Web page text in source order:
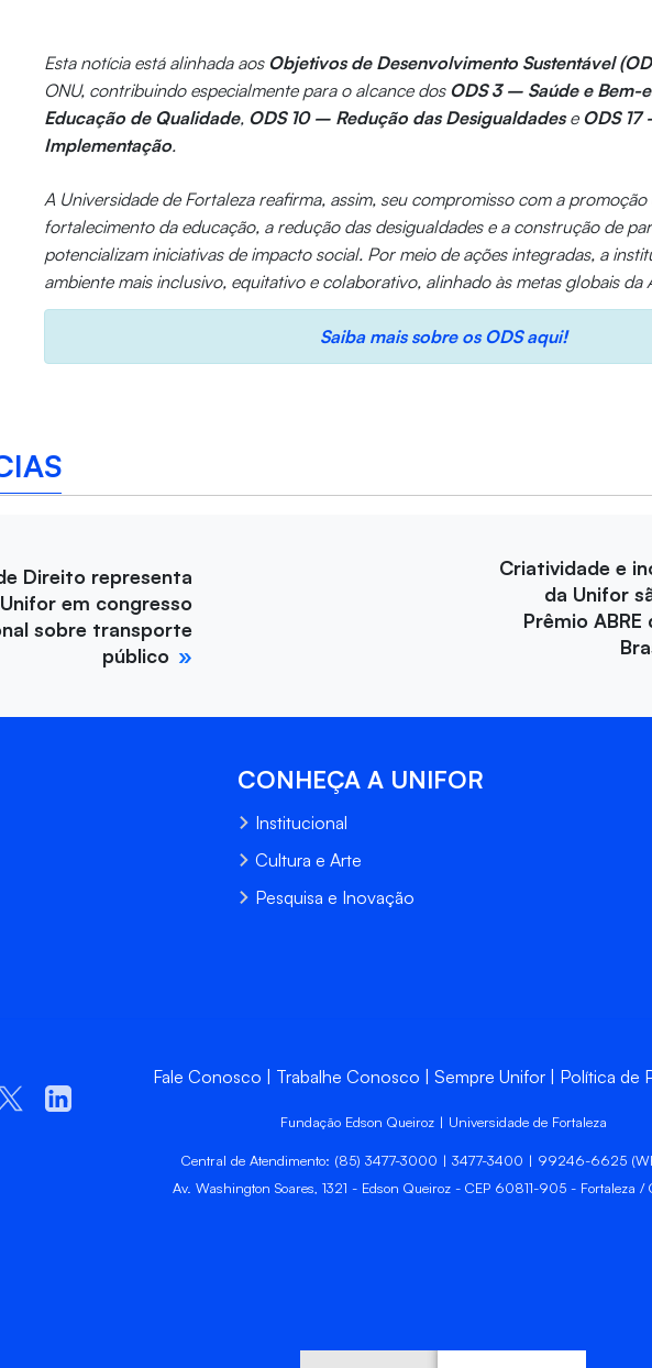
Esta notícia está alinhada aos Objetivos de Desenvolvimento Sustentável
ONU, contribuindo especialmente para o alcance dos ODS 3 – Saúde e Bem-
Educação de Qualidade, ODS 10 – Redução das DesigualdadeseODS 17
Implementação.
A Universidade de Fortaleza reafirma, assim, seu compromisso com a promoção
fortalecimento da educação, a redução das desigualdades e a construção de
potencializam iniciativas de impacto social. Por meio de ações integradas, a
ambiente mais inclusivo, equitativo e colaborativo, alinhado às metas globais
Saiba mais sobre os ODS aqui!
Direito representa
Unifor em congresso
sobre transporte
público
Criatividade e
da Unifor
Prêmio
CONHEÇA A UNIFOR
Institucional
Cultura e Arte
Pesquisa e Inovação
Fale Conosco Trabalhe Conosco Sempre Unifor Política de
Fundação Edson Queiroz | Universidade de Fortaleza
Central de Atendimento: (85) 3477-3000 | 3477-3400 | 99246-6625
Av. Washington Soares, 1321 - Edson Queiroz - CEP 60811-905 - Fortaleza /